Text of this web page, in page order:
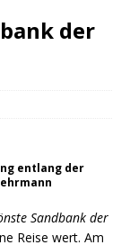
der
entlang der
Sandbank der
Reise wert. Am